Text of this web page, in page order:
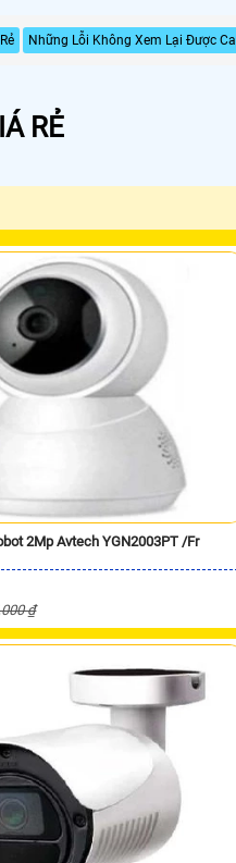
Những Lỗi Không Xem Lại Được
RẺ
2Mp Avtech YGN2003PT /Fr
₫